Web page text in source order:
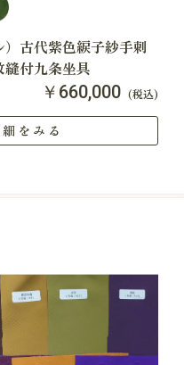
）古代紫色綟子紗手刺
付九条坐具
￥660,000 (税込)
をみる